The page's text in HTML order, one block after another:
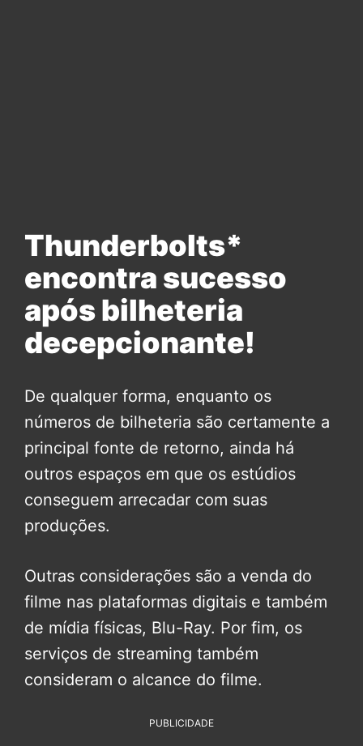
Thunderbolts*
encontra sucesso
após bilheteria
decepcionante!
De qualquer forma, enquanto os
números de bilheteria são certamente a
principal fonte de retorno, ainda há
outros espaços em que os estúdios
conseguem arrecadar com suas
produções.
Outras considerações são a venda do
filme nas plataformas digitais e também
de mídia físicas, Blu-Ray. Por fim, os
serviços de streaming também
consideram o alcance do filme.
PUBLICIDADE